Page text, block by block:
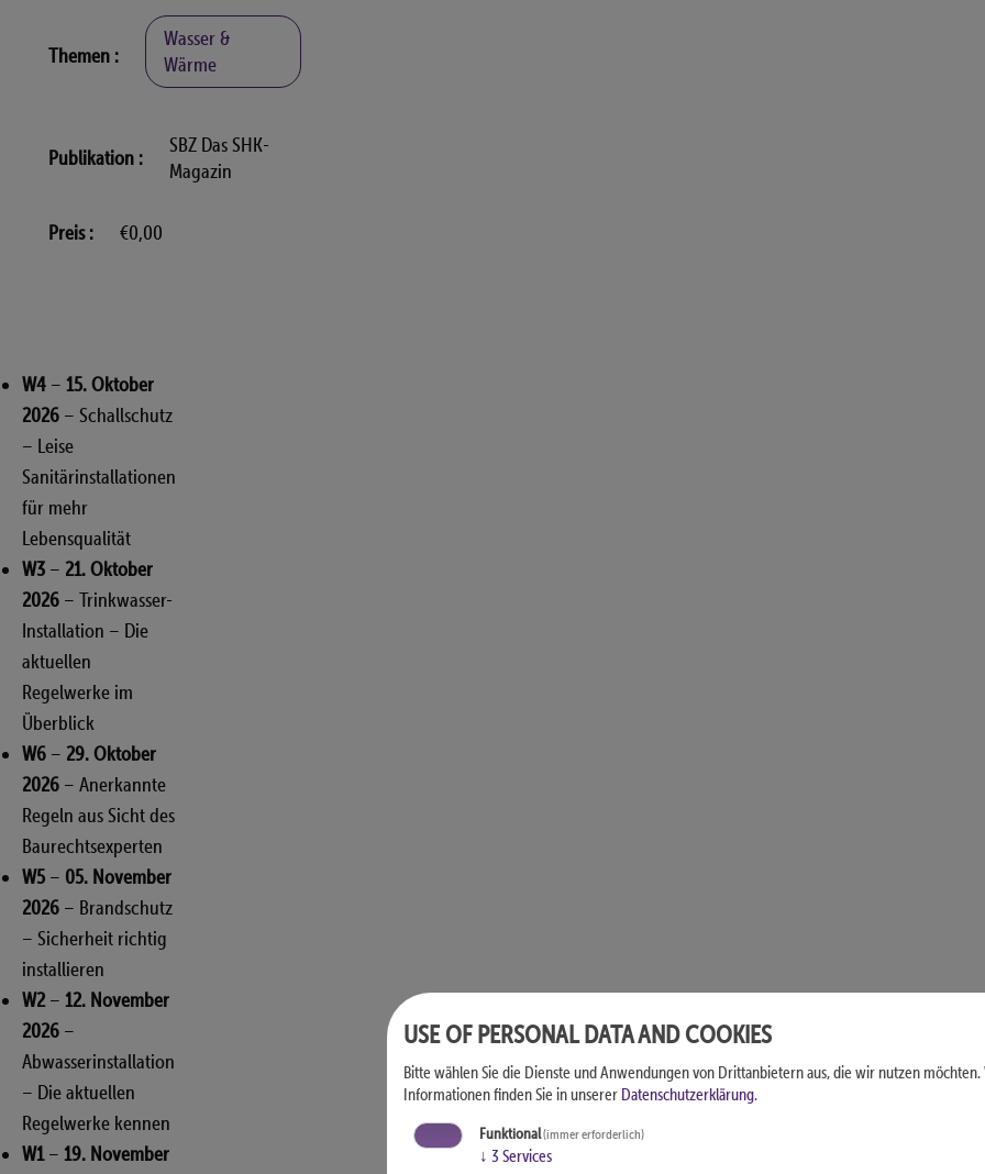
Themen
Wasser &
Wärme
Publikation
SBZ Das SHK-
Magazin
Preis €0,00
W4 – 15. Oktober
2026 – Schallschutz
– Leise
Sanitärinstallationen
für mehr
Lebensqualität
W3 – 21. Oktober
2026 – Trinkwasser-
Installation – Die
aktuellen
Regelwerke im
Überblick
W6 – 29. Oktober
2026 – Anerkannte
Regeln aus Sicht des
Baurechtsexperten
W5 – 05. November
2026 – Brandschutz
– Sicherheit richtig
installieren
W2 – 12. November
2026 –
Abwasserinstallation
– Die aktuellen
Regelwerke kennen
W1– 19. November
USE OF PERSONAL DATA AND COOKIES
Bitte wählen Sie die Dienste und Anwendungen von Drittanbietern aus, die wir nutzen möchten.
Informationen finden Sie in unserer Datenschutzerklärung.
Funktional(immer erforderlich)
↓ 3 Services